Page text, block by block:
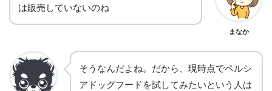
は販売していないのね
まなか
そうなんだよね。だから、現時点でペルシ
アドッグフードを試してみたいという人は